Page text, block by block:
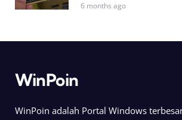
6 months ago
WinPoin
WinPoin adalah Portal Windows